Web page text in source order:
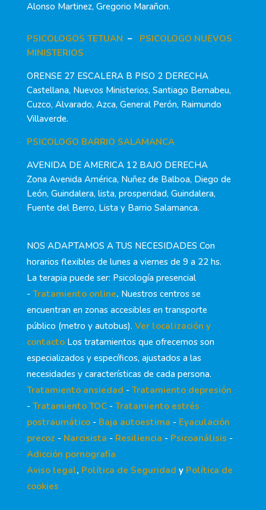
Alonso Martinez, Gregorio Marañon.
PSICOLOGOS TETUAN – PSICOLOGO NUEVOS
MINISTERIOS
ORENSE 27 ESCALERA B PISO 2 DERECHA
Castellana, Nuevos Ministerios, Santiago Bernabeu,
Cuzco, Alvarado, Azca, General Perón, Raimundo
Villaverde.
PSICOLOGO BARRIO SALAMANCA
AVENIDA DE AMERICA 12 BAJO DERECHA
Zona Avenida América, Nuñez de Balboa, Diego de
León, Guindalera, lista, prosperidad, Guindalera,
Fuente del Berro, Lista y Barrio Salamanca.
NOS ADAPTAMOS A TUS NECESIDADES Con
horarios flexibles de lunes a viernes de 9 a 22 hs.
La terapia puede ser: Psicología presencial
- Tratamiento online. Nuestros centros se
encuentran en zonas accesibles en transporte
público (metro y autobus). Ver localización y
contactoLos tratamientos que ofrecemos son
especializados y específicos, ajustados a las
necesidades y características de cada persona.
Tratamiento ansiedad - Tratamiento depresión
- Tratamiento TOC- Tratamiento estrés
postraumático- Baja autoestima - Eyaculación
precoz - Narcisista - Resiliencia - Psicoanálisis -
Adicción pornografía
Aviso legal, Política de Seguridad y Política de
cookies